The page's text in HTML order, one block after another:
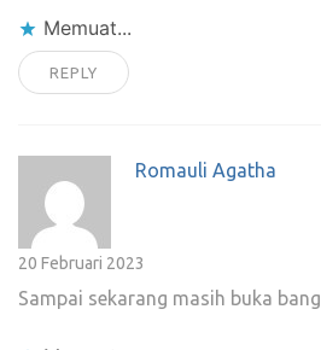
Memuat...
REPLY
Romauli Agatha
20 Februari 2023
Sampai sekarang masih buka bang